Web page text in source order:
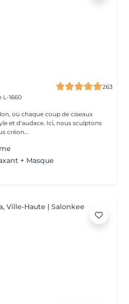
263
L-1660
où chaque coup de ciseaux
et d'audace. Ici, nous sculptons
créon...
+ Masque